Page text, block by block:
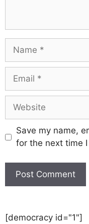
Save my name,
for the next time
[democracy id="1"]